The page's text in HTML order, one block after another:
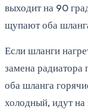
выходит на 90
щупают оба
Если шланги
замена
оба шланга
холодный, идут на